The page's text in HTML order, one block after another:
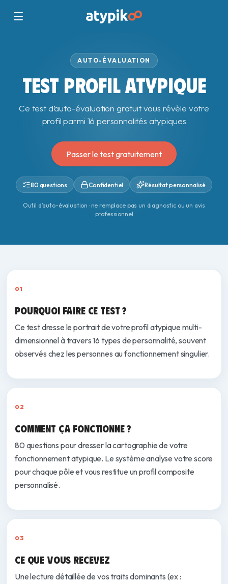
AUTO-ÉVALUATION
TEST PROFIL ATYPIQUE
Ce test d’auto-évaluation gratuit vous révèle votre
profil parmi 16 personnalités atypiques
Passer le test gratuitement
80 questions Confidentiel Résultat personnalisé
Outil d’auto-évaluation · ne remplace pas un diagnostic ou un avis
professionnel
Le test en bref
01
POURQUOI FAIRE CE TEST ?
Ce test dresse le portrait de votre profil atypique multi-
dimensionnel à travers 16 types de personnalité, souvent
observés chez les personnes au fonctionnement singulier.
02
COMMENT ÇA FONCTIONNE ?
80 questions pour dresser la cartographie de votre
fonctionnement atypique. Le système analyse votre score
pour chaque pôle et vous restitue un profil composite
personnalisé.
03
CE QUE VOUS RECEVEZ
Une lecture détaillée de vos traits dominants (ex :